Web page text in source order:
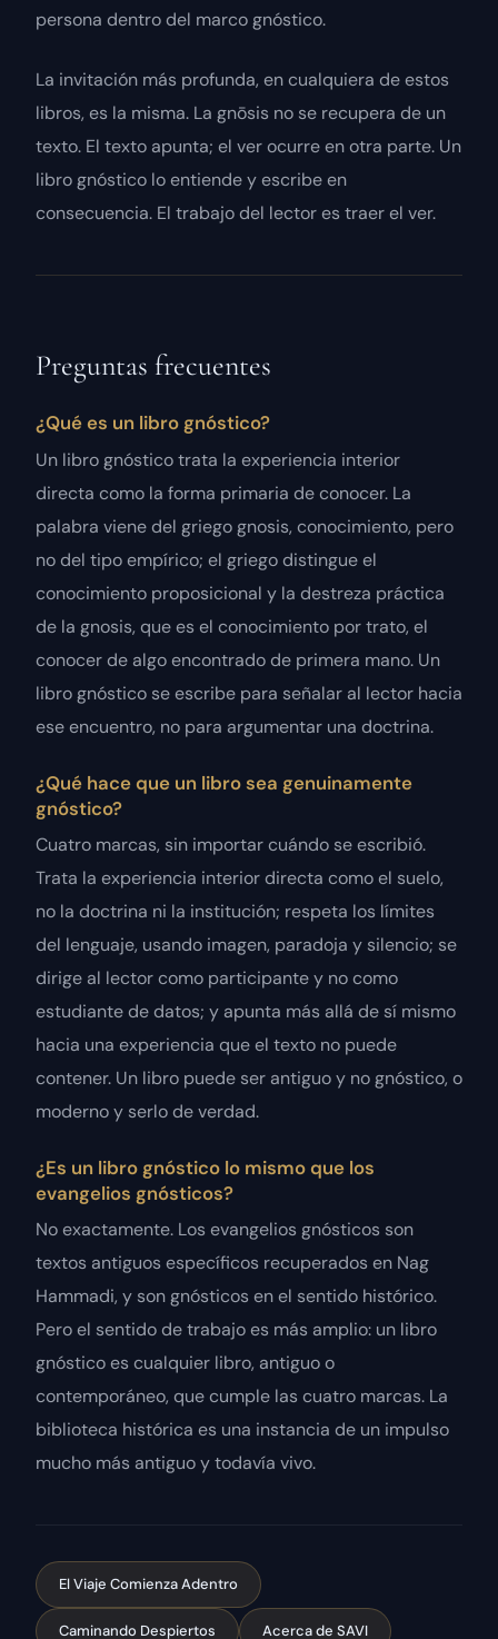
persona dentro del marco gnóstico.
La invitación más profunda, en cualquiera de estos
libros, es la misma. La gnōsis no se recupera de un
texto. El texto apunta; el ver ocurre en otra parte. Un
libro gnóstico lo entiende y escribe en
consecuencia. El trabajo del lector es traer el ver.
Preguntas frecuentes
¿Qué es un libro gnóstico?
Un libro gnóstico trata la experiencia interior
directa como la forma primaria de conocer. La
palabra viene del griego gnosis, conocimiento, pero
no del tipo empírico; el griego distingue el
conocimiento proposicional y la destreza práctica
de la gnosis, que es el conocimiento por trato, el
conocer de algo encontrado de primera mano. Un
libro gnóstico se escribe para señalar al lector hacia
ese encuentro, no para argumentar una doctrina.
¿Qué hace que un libro sea genuinamente
gnóstico?
Cuatro marcas, sin importar cuándo se escribió.
Trata la experiencia interior directa como el suelo,
no la doctrina ni la institución; respeta los límites
del lenguaje, usando imagen, paradoja y silencio; se
dirige al lector como participante y no como
estudiante de datos; y apunta más allá de sí mismo
hacia una experiencia que el texto no puede
contener. Un libro puede ser antiguo y no gnóstico, o
moderno y serlo de verdad.
¿Es un libro gnóstico lo mismo que los
evangelios gnósticos?
No exactamente. Los evangelios gnósticos son
textos antiguos específicos recuperados en Nag
Hammadi, y son gnósticos en el sentido histórico.
Pero el sentido de trabajo es más amplio: un libro
gnóstico es cualquier libro, antiguo o
contemporáneo, que cumple las cuatro marcas. La
biblioteca histórica es una instancia de un impulso
mucho más antiguo y todavía vivo.
El Viaje Comienza Adentro
Caminando Despiertos Acerca de SAVI